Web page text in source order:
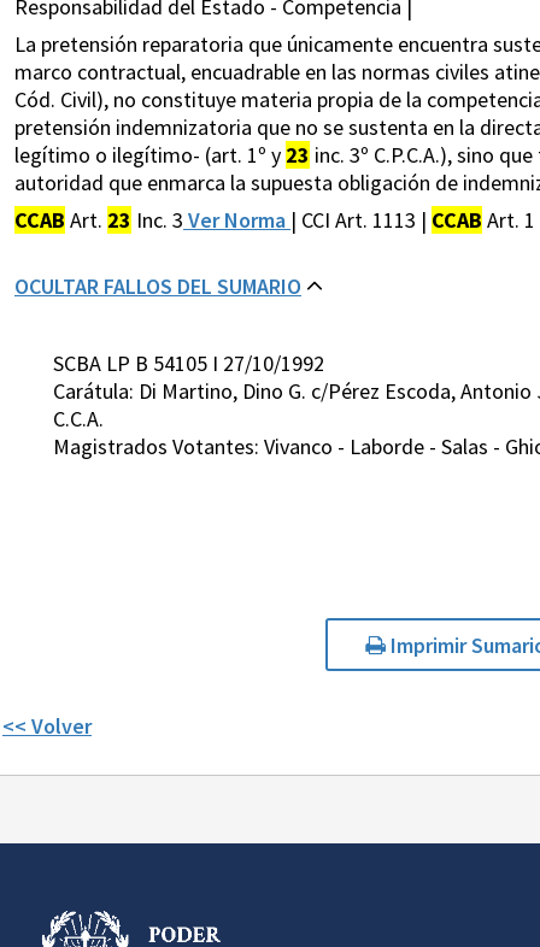
Responsabilidad del Estado - Competencia |
La pretensión reparatoria que únicamente encuentra
marco contractual, encuadrable en las normas civiles
Cód. Civil), no constituye materia propia de la
pretensión indemnizatoria que no se sustenta en la
legítimo o ilegítimo- (art. 1º y 23 inc. 3º C.P.C.A.), sino
autoridad que enmarca la supuesta obligación de
CCAB Art. 23 Inc. 3 Ver Norma | CCI Art. 1113 | CCAB Art. 1
OCULTAR FALLOS DEL SUMARIO
SCBA LP B 54105 I 27/10/1992
Carátula: Di Martino, Dino G. c/Pérez Escoda,
C.C.A.
Magistrados Votantes: Vivanco - Laborde - Salas -
Imprimir
<< Volver